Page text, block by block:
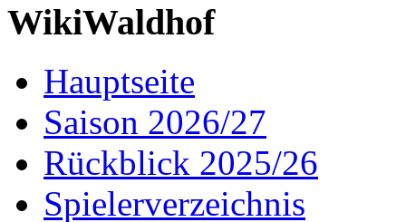
WikiWaldhof
Hauptseite
Saison 2026/27
Rückblick 2025/26
Spielerverzeichnis